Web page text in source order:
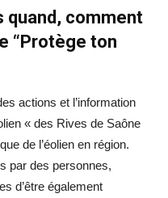
quand, comment
“Protège ton
actions et l’information
« des Rives de Saône
de l’éolien en région.
par des personnes,
d’être également